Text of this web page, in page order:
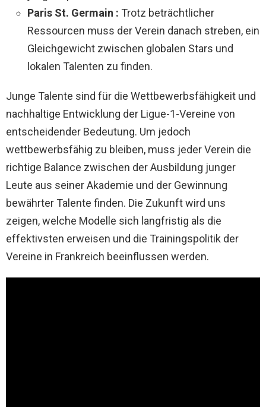
Paris St. Germain : Trotz beträchtlicher
Ressourcen muss der Verein danach streben, ein
Gleichgewicht zwischen globalen Stars und
lokalen Talenten zu finden.
Junge Talente sind für die Wettbewerbsfähigkeit und
nachhaltige Entwicklung der Ligue-1-Vereine von
entscheidender Bedeutung. Um jedoch
wettbewerbsfähig zu bleiben, muss jeder Verein die
richtige Balance zwischen der Ausbildung junger
Leute aus seiner Akademie und der Gewinnung
bewährter Talente finden. Die Zukunft wird uns
zeigen, welche Modelle sich langfristig als die
effektivsten erweisen und die Trainingspolitik der
Vereine in Frankreich beeinflussen werden.